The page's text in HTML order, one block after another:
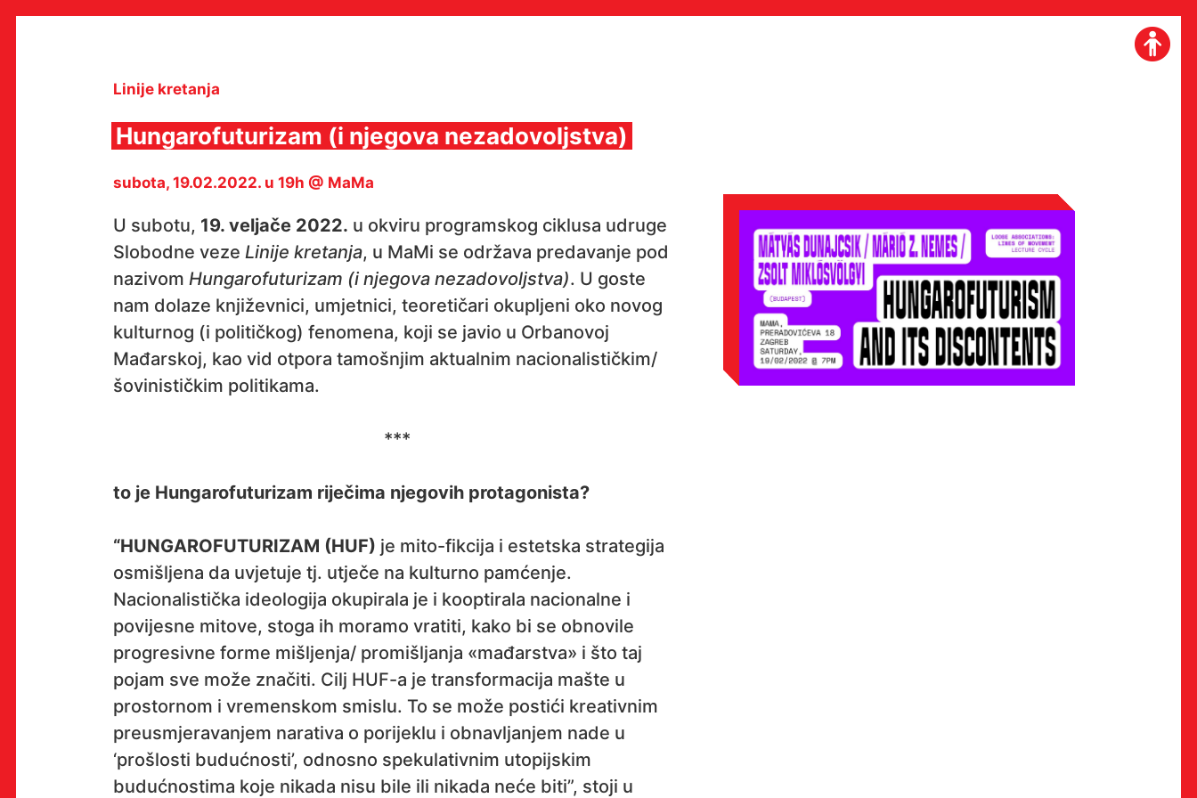
PROGRAMI I PROJEKTI
VIDEO I AUDIO ARHIVA
IZDAVAŠTVO
KONTAKT
PROSTOR
Multimedijalni institut
(net.kulturni klub MaMa)
Preradovićeva 18,
10000 Zagreb
Linije kretanja
Hungarofuturizam (i njegova nezadovoljstva)
subota, 19.02.2022. u 19h @ MaMa
U subotu, 19. veljače 2022. u okviru programskog ciklusa udruge
Slobodne veze Linije kretanja, u MaMi se održava predavanje pod
nazivom Hungarofuturizam (i njegova nezadovoljstva). U goste
nam dolaze književnici, umjetnici, teoretičari okupljeni oko novog
kulturnog (i političkog) fenomena, koji se javio u Orbanovoj
Mađarskoj, kao vid otpora tamošnjim aktualnim nacionalističkim/
šovinističkim politikama.
***
to je Hungarofuturizam riječima njegovih protagonista?
“HUNGAROFUTURIZAM (HUF) je mito-fikcija i estetska strategija
osmišljena da uvjetuje tj. utječe na kulturno pamćenje.
Nacionalistička ideologija okupirala je i kooptirala nacionalne i
povijesne mitove, stoga ih moramo vratiti, kako bi se obnovile
progresivne forme mišljenja/ promišljanja «mađarstva» i što taj
pojam sve može značiti. Cilj HUF-a je transformacija mašte u
prostornom i vremenskom smislu. To se može postići kreativnim
preusmjeravanjem narativa o porijeklu i obnavljanjem nade u
‘prošlosti budućnosti’, odnosno spekulativnim utopijskim
budućnostima koje nikada nisu bile ili nikada neće biti”, stoji u